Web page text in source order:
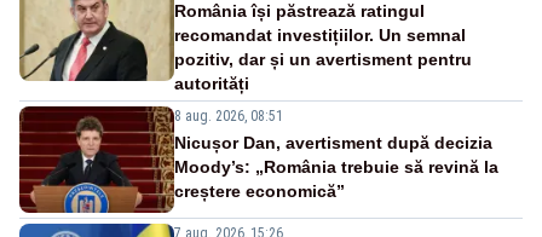
România își păstrează ratingul
recomandat investițiilor. Un semnal
pozitiv, dar și un avertisment pentru
autorități
8 aug. 2026, 08:51
Nicușor Dan, avertisment după decizia
Moody’s: „România trebuie să revină la
creștere economică”
7 aug. 2026, 15:26